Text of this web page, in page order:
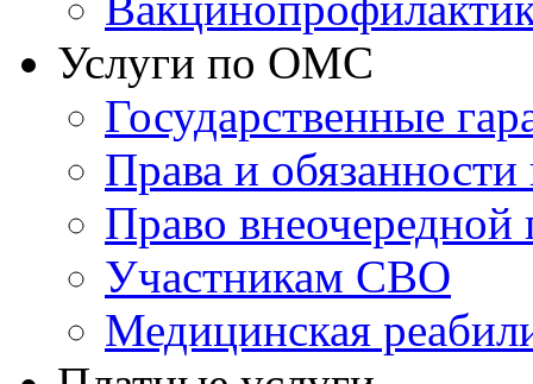
Услуги по ОМС
Государственные
Права и
Право
Участникам СВО
Медицинская